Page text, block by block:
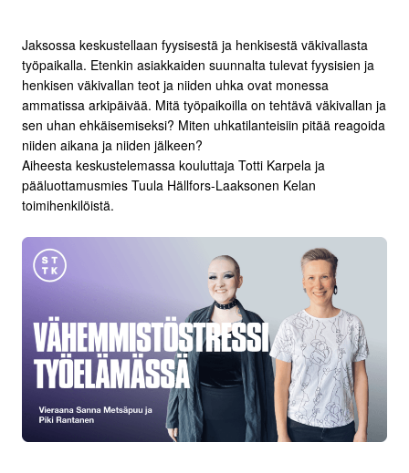
Jaksossa keskustellaan fyysisestä ja henkisestä väkivallasta
työpaikalla. Etenkin asiakkaiden suunnalta tulevat fyysisien ja
henkisen väkivallan teot ja niiden uhka ovat monessa
ammatissa arkipäivää. Mitä työpaikoilla on tehtävä väkivallan ja
sen uhan ehkäisemiseksi? Miten uhkatilanteisiin pitää reagoida
niiden aikana ja niiden jälkeen?
Aiheesta keskustelemassa kouluttaja Totti Karpela ja
pääluottamusmies Tuula Hällfors-Laaksonen Kelan
toimihenkilöistä.